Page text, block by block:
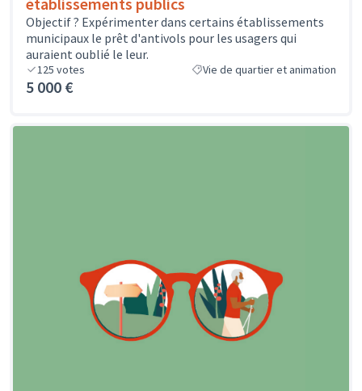
Objectif ? Expérimenter dans certains établissements
municipaux le prêt d'antivols pour les usagers qui
auraient oublié le leur.
125 votes Vie de quartier et animation
5 000 €